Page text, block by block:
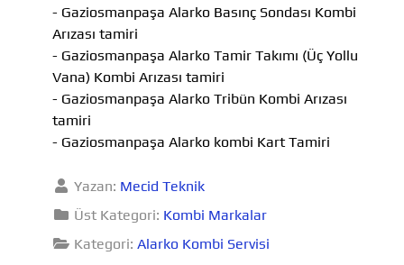
- Gaziosmanpaşa Alarko Basınç Sondası Kombi
Arızası tamiri
- Gaziosmanpaşa Alarko Tamir Takımı (Üç Yollu
Vana) Kombi Arızası tamiri
- Gaziosmanpaşa Alarko Tribün Kombi Arızası
tamiri
- Gaziosmanpaşa Alarko kombi Kart Tamiri
Yazan: Mecid Teknik
Üst Kategori: Kombi Markalar
Kategori: Alarko Kombi Servisi